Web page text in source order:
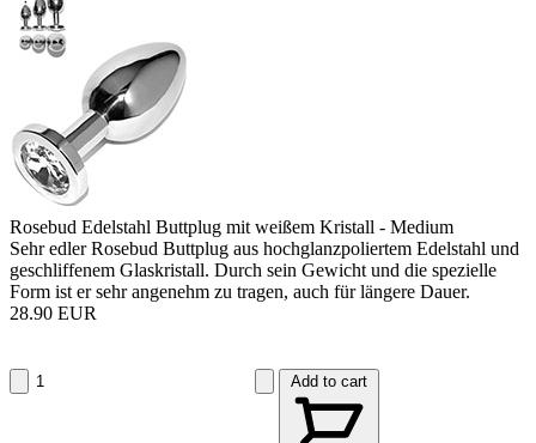
Rosebud Edelstahl Buttplug mit weißem Kristall - Medium
Sehr edler Rosebud Buttplug aus hochglanzpoliertem Edelstahl und
geschliffenem Glaskristall. Durch sein Gewicht und die spezielle
Form ist er sehr angenehm zu tragen, auch für längere Dauer.
28.90 EUR
Add to cart